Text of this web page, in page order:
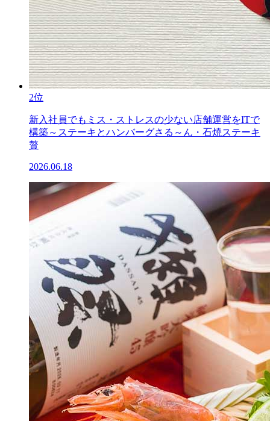
2位
新入社員でもミス・ストレスの少ない店舗運営をITで
構築～ステーキとハンバーグさる～ん・石焼ステーキ
贅
2026.06.18